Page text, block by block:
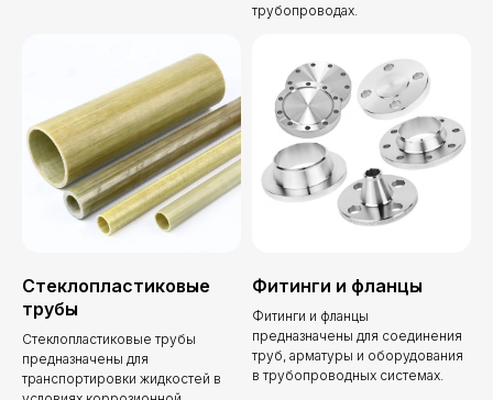
трубопроводах.
Стеклопластиковые
трубы
Стеклопластиковые трубы
предназначены для
транспортировки жидкостей в
Фитинги и фланцы
Фитинги и фланцы
предназначены для соединения
труб, арматуры и оборудования
в трубопроводных системах.
Форма обратной связи
для вопросови
предложений
Если у вас есть вопросы о продукции,
требуется
консультация или вы хотите направить тех. запрос
— наши специалисты свяжутся с вами для
Технические и коммерческие запросы
Обратная связь